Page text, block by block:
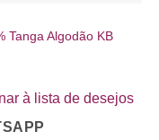
Tanga Algodão KB
à lista de desejos